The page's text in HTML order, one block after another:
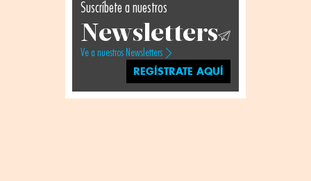
Suscríbete a nuestros
Newsletters
Ve a nuestros Newsletters
REGÍSTRATE AQUÍ